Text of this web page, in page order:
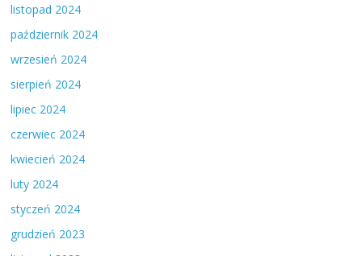
listopad 2024
październik 2024
wrzesień 2024
sierpień 2024
lipiec 2024
czerwiec 2024
kwiecień 2024
luty 2024
styczeń 2024
grudzień 2023